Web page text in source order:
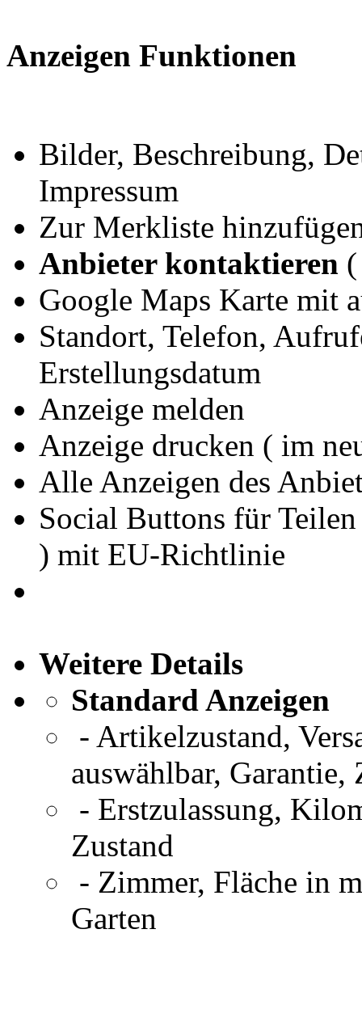
Anzeigen Funktionen
Bilder, Beschreibung,
Impressum
Zur Merkliste
Anbieter kontaktieren
Google Maps Karte mit
Standort, Telefon,
Erstellungsdatum
Anzeige melden
Anzeige drucken ( im
Alle Anzeigen des
Social Buttons für
) mit EU-Richtlinie
Weitere Details
Standard Anzeigen
- Artikelzustand,
auswählbar,
- Erstzulassung,
Zustand
- Zimmer, Fläche in
Garten